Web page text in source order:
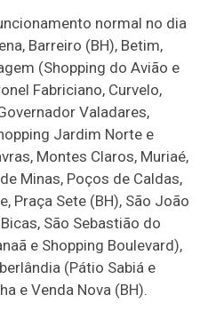
normal no dia
Barreiro (BH), Betim,
(Shopping do Avião e
Fabriciano, Curvelo,
Valadares,
Jardim Norte e
Montes Claros, Muriaé,
Minas, Poços de Caldas,
Praça Sete (BH), São João
São Sebastião do
e Shopping Boulevard),
(Pátio Sabiá e
e Venda Nova (BH).